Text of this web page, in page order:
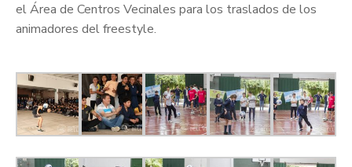
el Área de Centros Vecinales para los traslados de los
animadores del freestyle.